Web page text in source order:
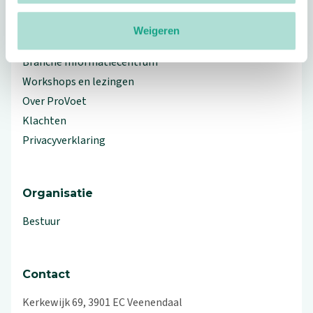
Weigeren
Branche Informatiecentrum
Workshops en lezingen
Over ProVoet
Klachten
Privacyverklaring
Organisatie
Bestuur
Contact
Kerkewijk 69, 3901 EC Veenendaal